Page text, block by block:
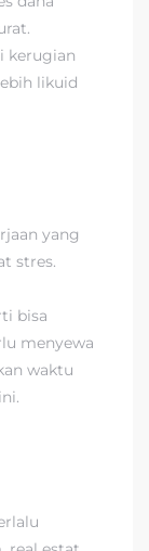
kerugian
likuid
yang
stres.
bisa
menyewa
waktu